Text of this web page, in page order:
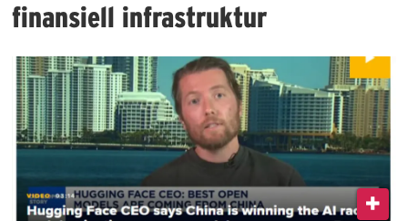
finansiell infrastruktur